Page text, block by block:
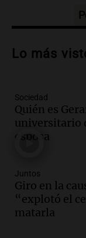
Audio.
ley de
Audio.
en
Privada.
Viva la
Audio.
la ley de
el
Viva la
Lo más
Sociedad
Quién es
universitario
esposa
Juntos
Giro en la
“explotó el
matarla